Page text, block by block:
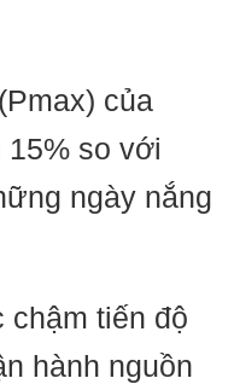
của
so với
ngày nắng
chậm tiến độ
hành nguồn